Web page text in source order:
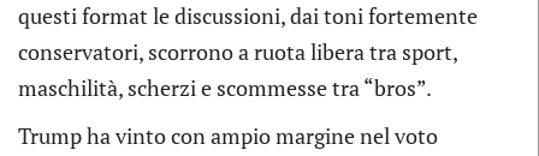
questi format le discussioni, dai toni fortemente
conservatori, scorrono a ruota libera tra sport,
maschilità, scherzi e scommesse tra “bros”.
Trump ha vinto con ampio margine nel voto